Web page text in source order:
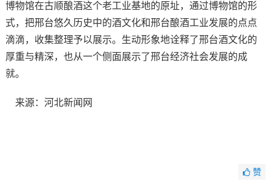
博物馆在古顺酿酒这个老工业基地的原址，通过博物馆的形
式，把邢台悠久历史中的酒文化和邢台酿酒工业发展的点点
滴滴，收集整理予以展示。生动形象地诠释了邢台酒文化的
厚重与精深，也从一个侧面展示了邢台经济社会发展的成
就。
来源：河北新闻网
赞